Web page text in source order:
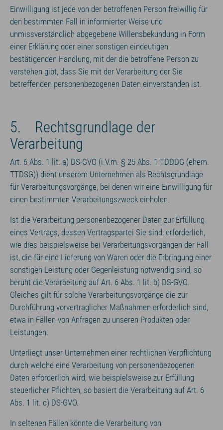
Einwilligung ist jede von der betroffenen Person freiwillig für
den bestimmten Fall in informierter Weise und
unmissverständlich abgegebene Willensbekundung in Form
einer Erklärung oder einer sonstigen eindeutigen
bestätigenden Handlung, mit der die betroffene Person zu
verstehen gibt, dass Sie mit der Verarbeitung der Sie
betreffenden personenbezogenen Daten einverstanden ist.
5. Rechtsgrundlage der
Verarbeitung
Art. 6 Abs. 1 lit. a) DS-GVO (i.V.m. § 25 Abs. 1 TDDDG (ehem.
TTDSG)) dient unserem Unternehmen als Rechtsgrundlage
für Verarbeitungsvorgänge, bei denen wir eine Einwilligung für
einen bestimmten Verarbeitungszweck einholen.
Ist die Verarbeitung personenbezogener Daten zur Erfüllung
eines Vertrags, dessen Vertragspartei Sie sind, erforderlich,
wie dies beispielsweise bei Verarbeitungsvorgängen der Fall
ist, die für eine Lieferung von Waren oder die Erbringung einer
sonstigen Leistung oder Gegenleistung notwendig sind, so
beruht die Verarbeitung auf Art. 6 Abs. 1 lit. b) DS-GVO.
Gleiches gilt für solche Verarbeitungsvorgänge die zur
Durchführung vorvertraglicher Maßnahmen erforderlich sind,
etwa in Fällen von Anfragen zu unseren Produkten oder
Leistungen.
Unterliegt unser Unternehmen einer rechtlichen Verpflichtung
durch welche eine Verarbeitung von personenbezogenen
Daten erforderlich wird, wie beispielsweise zur Erfüllung
steuerlicher Pflichten, so basiert die Verarbeitung auf Art. 6
Abs. 1 lit. c) DS-GVO.
In seltenen Fällen könnte die Verarbeitung von